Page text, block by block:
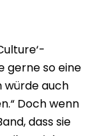
gerne so eine
würde auch
Doch wenn
dass sie